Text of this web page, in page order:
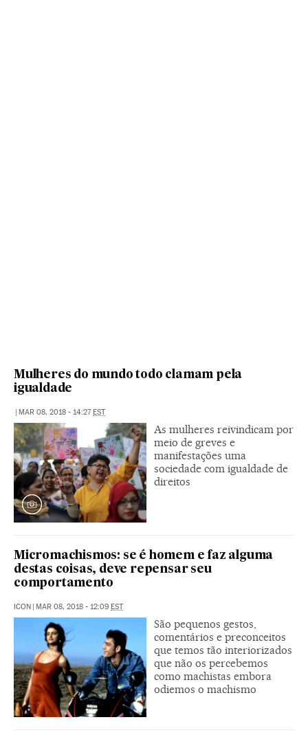
Mulheres do mundo todo clamam pela
igualdade
| MAR 08, 2018 - 14:27EST
As mulheres reivindicam por
meio de greves e
manifestações uma
sociedade com igualdade de
direitos
Micromachismos: se é homem e faz alguma
destas coisas, deve repensar seu
comportamento
ICON | MAR 08, 2018 - 12:09 EST
São pequenos gestos,
comentários e preconceitos
que temos tão interiorizados
que não os percebemos
como machistas embora
odiemos o machismo